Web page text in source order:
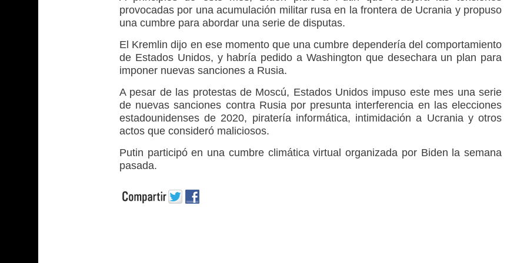
provocadas por una acumulación militar rusa en la frontera de Ucrania y propuso
una cumbre para abordar una serie de disputas.
El Kremlin dijo en ese momento que una cumbre dependería del comportamiento
de Estados Unidos, y habría pedido a Washington que desechara un plan para
imponer nuevas sanciones a Rusia.
A pesar de las protestas de Moscú, Estados Unidos impuso este mes una serie
de nuevas sanciones contra Rusia por presunta interferencia en las elecciones
estadounidenses de 2020, piratería informática, intimidación a Ucrania y otros
actos que consideró maliciosos.
Putin participó en una cumbre climática virtual organizada por Biden la semana
pasada.